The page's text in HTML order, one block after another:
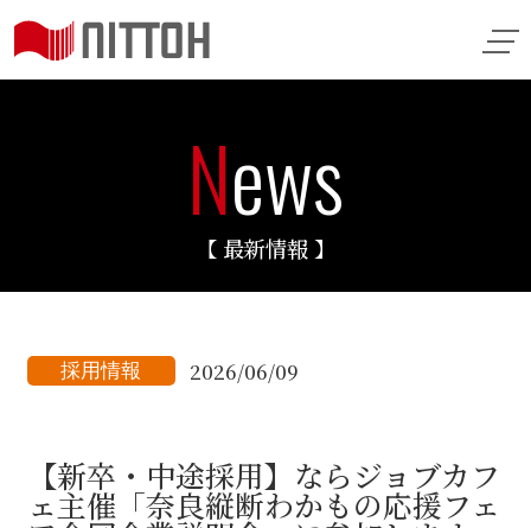
News
【 最新情報 】
採用情報 2026/06/09
【新卒・中途採用】ならジョブカフ
ェ主催「奈良縦断わかもの応援フェ